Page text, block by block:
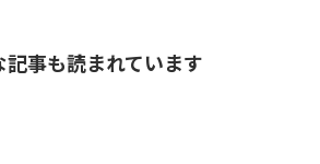
記事も読まれています